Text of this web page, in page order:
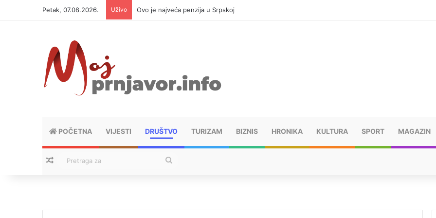
Petak, 07.08.2026. Uživo Ovo je najveća penzija u Srpskoj
POČETNA VIJESTI DRUŠTVO TURIZAM BIZNIS HRONIKA KULTURA SPORT MAGAZIN
Nasumični tekstovi